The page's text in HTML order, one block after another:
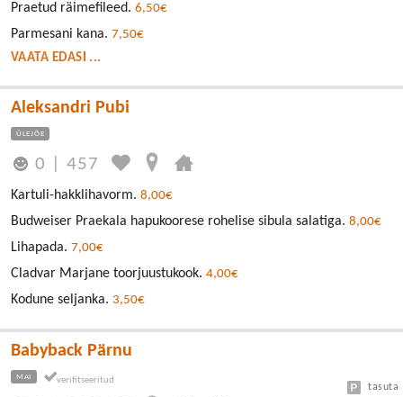
Praetud räimefileed. 6,50€
Parmesani kana. 7,50€
VAATA EDASI ...
Aleksandri Pubi
ÜLEJÕE
0 |457
Kartuli-hakklihavorm. 8,00€
Budweiser Praekala hapukoorese rohelise sibula salatiga. 8,00€
Lihapada. 7,00€
Cladvar Marjane toorjuustukook. 4,00€
Kodune seljanka. 3,50€
Babyback Pärnu
MAI
tasuta